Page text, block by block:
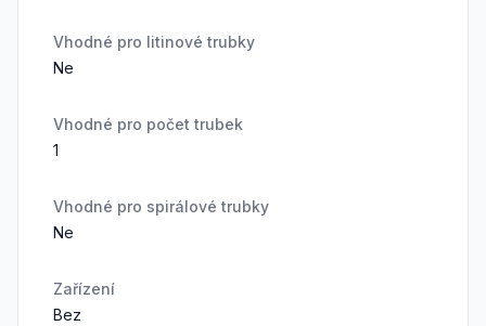
Vhodné pro litinové trubky
Ne
Vhodné pro počet trubek
1
Vhodné pro spirálové trubky
Ne
Zařízení
Bez